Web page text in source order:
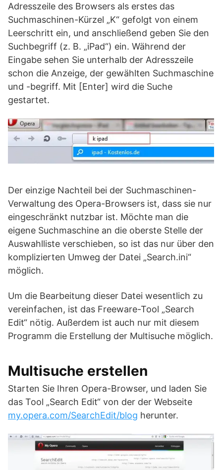
Adresszeile des Browsers als erstes das
Suchmaschinen-Kürzel „K“ gefolgt von einem
Leerschritt ein, und anschließend geben Sie den
Suchbegriff (z. B. „iPad“) ein. Während der
Eingabe sehen Sie unterhalb der Adresszeile
schon die Anzeige, der gewählten Suchmaschine
und -begriff. Mit [Enter] wird die Suche
gestartet.
Der einzige Nachteil bei der Suchmaschinen-
Verwaltung des Opera-Browsers ist, dass sie nur
eingeschränkt nutzbar ist. Möchte man die
eigene Suchmaschine an die oberste Stelle der
Auswahlliste verschieben, so ist das nur über den
komplizierten Umweg der Datei „Search.ini“
möglich.
Um die Bearbeitung dieser Datei wesentlich zu
vereinfachen, ist das Freeware-Tool „Search
Edit“ nötig. Außerdem ist auch nur mit diesem
Programm die Erstellung der Multisuche möglich.
Multisuche erstellen
Starten Sie Ihren Opera-Browser, und laden Sie
das Tool „Search Edit“ von der der Webseite
my.opera.com/SearchEdit/blog herunter.